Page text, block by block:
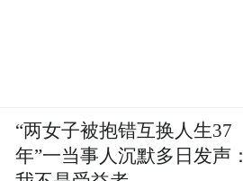
“两女子被抱错互换人生37
年”一当事人沉默多日发声：